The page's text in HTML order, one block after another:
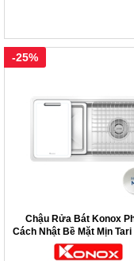
Bảo hành chính
cho hệ thống ống xả
Tìm hiểu thêm chậu
Chậu Rửa Bát Konox
Cách Nhật Bề Mặt Mịn Tari
-25%